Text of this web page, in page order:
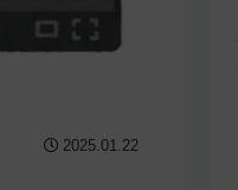
2025.01.22